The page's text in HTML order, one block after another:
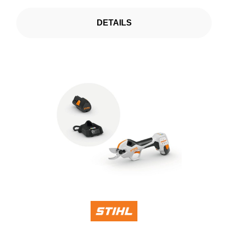
DETAILS